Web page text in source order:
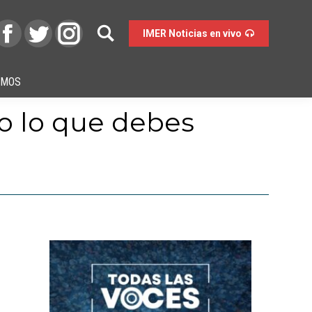
IMER Noticias en vivo
lo que debes